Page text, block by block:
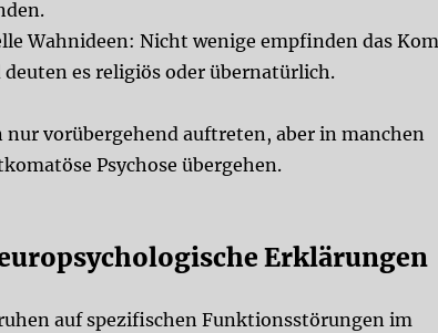
Wahnideen: Nicht wenige empfinden das
es religiös oder übernatürlich.
nur vorübergehend auftreten, aber in manchen
Psychose übergehen.
Erklärungen
auf spezifischen Funktionsstörungen im